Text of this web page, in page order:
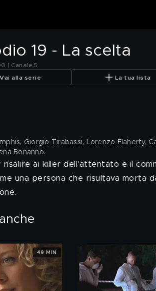
19 - La scelta
| Canale 5
Vai alla serie La tua lista
Giorgio Tirabassi, Lorenzo Flaherty,
Bonanno.
risalire ai killer dell'attentato e il
una persona che risultava morta
49 MIN